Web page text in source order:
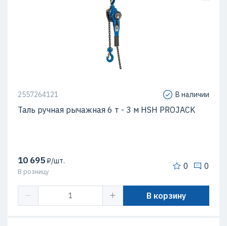
2557264121 В наличии
Таль ручная рычажная 6 т - 3 м HSH PROJACK
10 695₽/шт.
В розницу
0 0
В корзину